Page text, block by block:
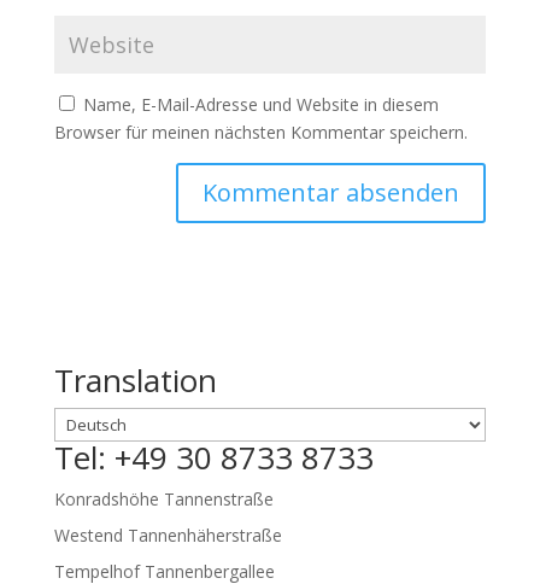
Name, E-Mail-Adresse und Website in diesem
Browser für meinen nächsten Kommentar speichern.
Translation
Tel: +49 30 8733 8733
Konradshöhe Tannenstraße
Westend Tannenhäherstraße
Tempelhof Tannenbergallee